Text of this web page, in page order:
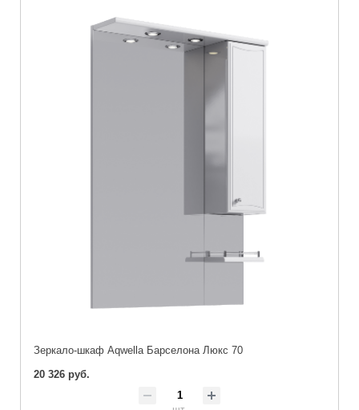
Зеркало-шкаф Aqwella Барселона Люкс 70
20 326 руб.